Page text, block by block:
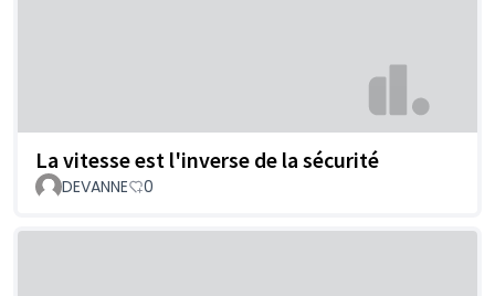
La vitesse est l'inverse de la sécurité
DEVANNE 0